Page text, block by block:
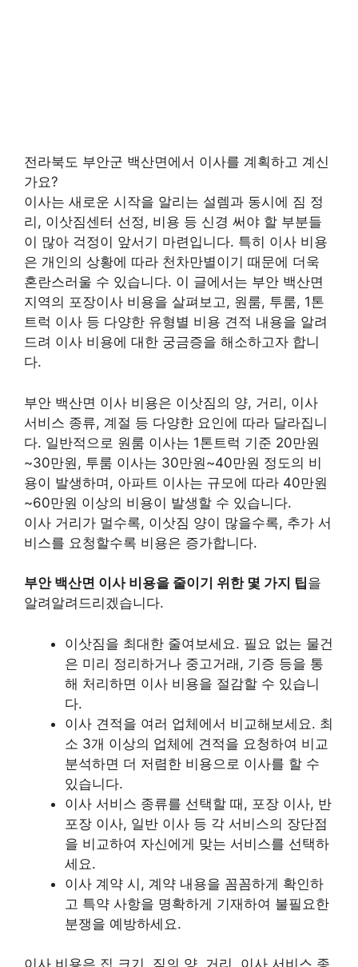
전라북도 부안군 백산면에서 이사를 계획하고 계신
가요?
이사는 새로운 시작을 알리는 설렘과 동시에 짐 정
리, 이삿짐센터 선정, 비용 등 신경 써야 할 부분들
이 많아 걱정이 앞서기 마련입니다. 특히 이사 비용
은 개인의 상황에 따라 천차만별이기 때문에 더욱
혼란스러울 수 있습니다. 이 글에서는 부안 백산면
지역의 포장이사 비용을 살펴보고, 원룸, 투룸, 1톤
트럭 이사 등 다양한 유형별 비용 견적 내용을 알려
드려 이사 비용에 대한 궁금증을 해소하고자 합니
다.
부안 백산면 이사 비용은 이삿짐의 양, 거리, 이사
서비스 종류, 계절 등 다양한 요인에 따라 달라집니
다. 일반적으로 원룸 이사는 1톤트럭 기준 20만원
~30만원, 투룸 이사는 30만원~40만원 정도의 비
용이 발생하며, 아파트 이사는 규모에 따라 40만원
~60만원 이상의 비용이 발생할 수 있습니다.
이사 거리가 멀수록, 이삿짐 양이 많을수록, 추가 서
비스를 요청할수록 비용은 증가합니다.
부안 백산면 이사 비용을 줄이기 위한 몇 가지 팁을
알려알려드리겠습니다.
이삿짐을 최대한 줄여보세요. 필요 없는 물건
은 미리 정리하거나 중고거래, 기증 등을 통
해 처리하면 이사 비용을 절감할 수 있습니
다.
이사 견적을 여러 업체에서 비교해보세요. 최
소 3개 이상의 업체에 견적을 요청하여 비교
분석하면 더 저렴한 비용으로 이사를 할 수
있습니다.
이사 서비스 종류를 선택할 때, 포장 이사, 반
포장 이사, 일반 이사 등 각 서비스의 장단점
을 비교하여 자신에게 맞는 서비스를 선택하
세요.
이사 계약 시, 계약 내용을 꼼꼼하게 확인하
고 특약 사항을 명확하게 기재하여 불필요한
분쟁을 예방하세요.
이사 비용은 집 크기, 짐의 양, 거리, 이사 서비스 종